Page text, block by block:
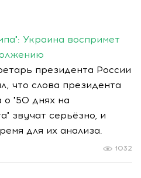
Украина воспримет
президента России
что слова президента
"50 днях на
звучат серьёзно, и
для их анализа.
1032